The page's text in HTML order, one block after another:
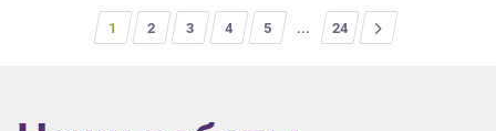
1 2 3 4 5 ... 24
>